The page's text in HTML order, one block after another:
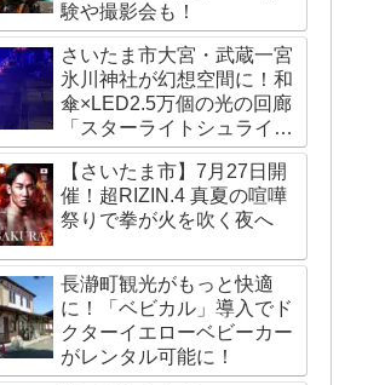
験や撮影会も！
さいたま市大宮・武蔵一宮
氷川神社が幻想空間に！和
傘×LED2.5万個の光の回廊
「スターライトシュライ
ン」が国内外で話題
【さいたま市】7月27日開
催！超RIZIN.4 真夏の喧嘩
祭りで拳が火を吹く夜へ
長瀞町観光がもっと快適
に！「ベビカル」導入でド
クターイエローベビーカー
がレンタル可能に！